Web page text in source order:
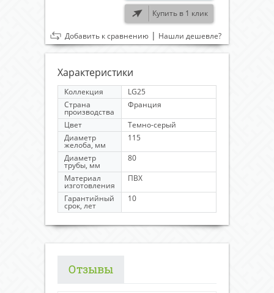
Купить в 1 клик
Добавить к сравнению | Нашли дешевле?
Характеристики
Коллекция
LG25
Страна
производства
Франция
Цвет
Темно-серый
Диаметр
желоба, мм
115
Диаметр
трубы, мм
80
Материал
изготовления
ПВХ
Гарантийный
срок, лет
10
Отзывы